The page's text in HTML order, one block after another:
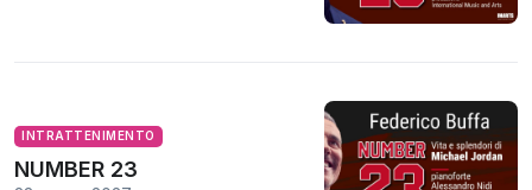
INTRATTENIMENTO
NUMBER 23